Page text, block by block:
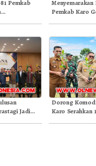
Pemkab
Menyemarakan
Pemkab Karo
Jadi
Dorong
Karo Serahkan